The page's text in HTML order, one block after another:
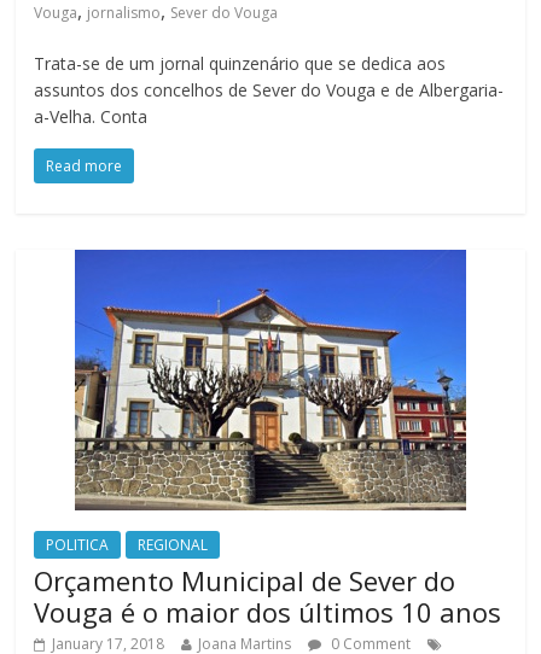
Vouga, jornalismo, Sever do Vouga
Trata-se de um jornal quinzenário que se dedica aos
assuntos dos concelhos de Sever do Vouga e de Albergaria-
a-Velha. Conta
Read more
POLITICA REGIONAL
Orçamento Municipal de Sever do
Vouga é o maior dos últimos 10 anos
January 17, 2018 Joana Martins 0 Comment